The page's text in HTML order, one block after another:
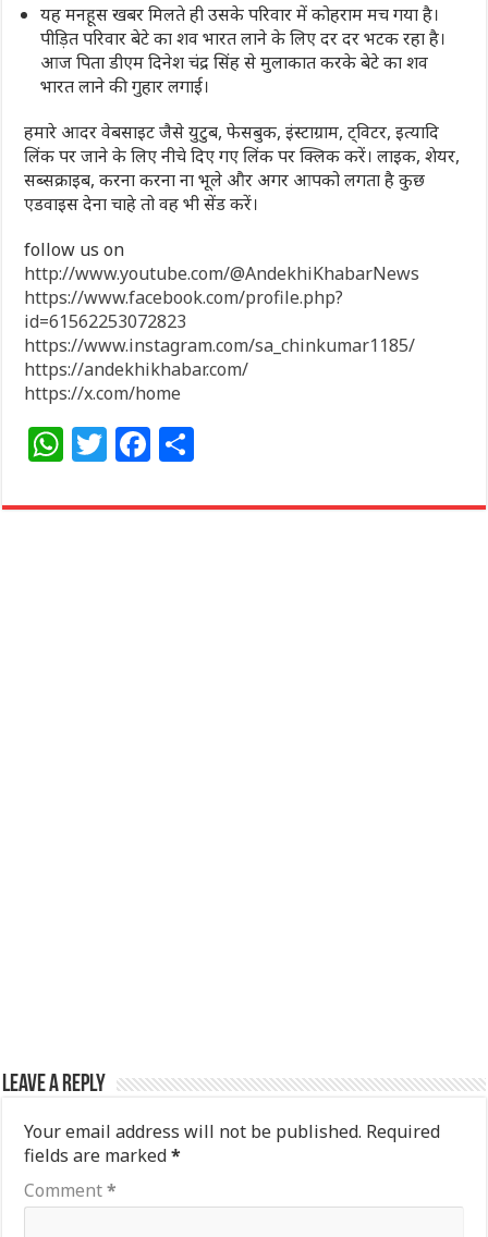
यह मनहूस खबर मिलते ही उसके परिवार में कोहराम मच गया है।
पीड़ित परिवार बेटे का शव भारत लाने के लिए दर दर भटक रहा है।
आज पिता डीएम दिनेश चंद्र सिंह से मुलाकात करके बेटे का शव
भारत लाने की गुहार लगाई।
हमारे आदर वेबसाइट जैसे युटुब, फेसबुक, इंस्टाग्राम, ट्विटर, इत्यादि
लिंक पर जाने के लिए नीचे दिए गए लिंक पर क्लिक करें। लाइक, शेयर,
सब्सक्राइब, करना करना ना भूले और अगर आपको लगता है कुछ
एडवाइस देना चाहे तो वह भी सेंड करें।
follow us on
http://www.youtube.com/@AndekhiKhabarNews
https://www.facebook.com/profile.php?
id=61562253072823
https://www.instagram.com/sa_chinkumar1185/
https://andekhikhabar.com/
https://x.com/home
W
at
T
itt
F
c ar
Leave a Reply
Your email address will not be published. Required
fields are marked*
Comment*